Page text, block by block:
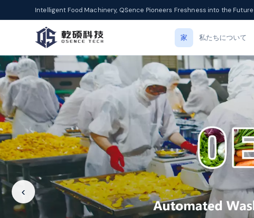
Intelligent Food Machinery, QSence Pioneers Freshness into the Future
家 私たちについて
‹